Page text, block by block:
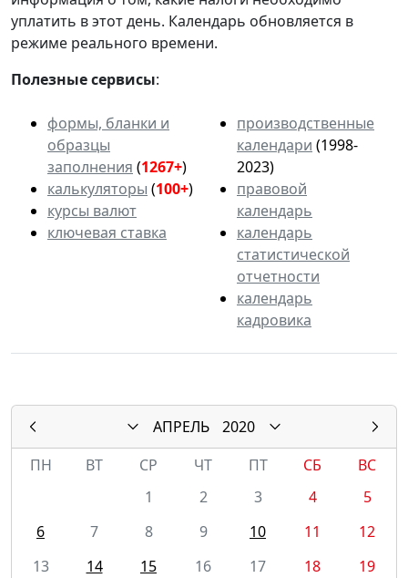
уплатить в этот день. Календарь обновляется в
режиме реального времени.
Полезные сервисы:
формы, бланки и
образцы
заполнения (1267+)
калькуляторы (100+)
курсы валют
ключевая ставка
производственные
календари (1998-
2023)
правовой
календарь
календарь
статистической
отчетности
календарь
кадровика
АПРЕЛЬ
2020
ПН
ВТ СР ЧТ ПТ СБ
ВС
1
2 3 4
5
6
7 8 9 10 11
12
13
14 15 16 17 18
19